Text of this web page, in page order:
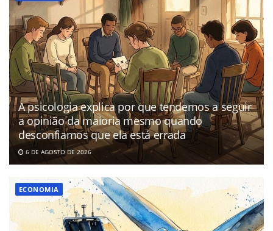
A psicologia explica por que tendemos a seguir
a opinião da maioria mesmo quando
desconfiamos que ela está errada
6 DE AGOSTO DE 2026
ECONOMIA